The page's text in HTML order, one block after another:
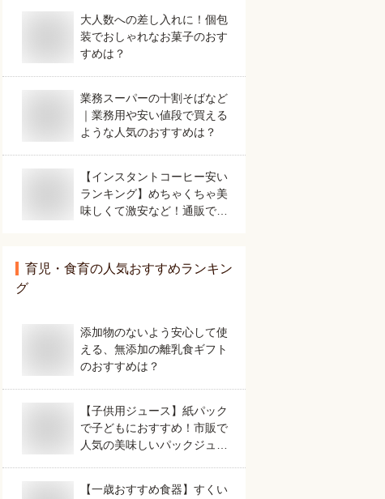
大人数への差し入れに！個包
装でおしゃれなお菓子のおす
すめは？
業務スーパーの十割そばなど
｜業務用や安い値段で買える
ような人気のおすすめは？
【インスタントコーヒー安い
ランキング】めちゃくちゃ美
味しくて激安など！通販で人
育児・食育の人気おすすめランキン
グ
添加物のないよう安心して使
える、無添加の離乳食ギフト
のおすすめは？
【子供用ジュース】紙パック
で子どもにおすすめ！市販で
人気の美味しいパックジュー
【一歳おすすめ食器】すくい